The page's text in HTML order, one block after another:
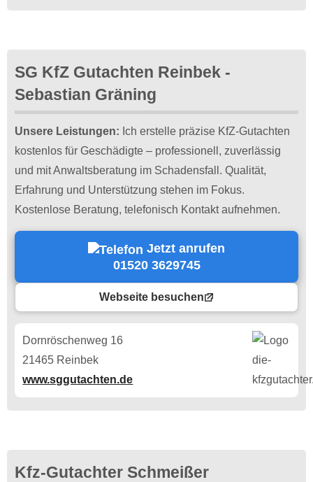
SG KfZ Gutachten Reinbek -
Sebastian Gräning
Unsere Leistungen: Ich erstelle präzise KfZ-Gutachten
kostenlos für Geschädigte – professionell, zuverlässig
und mit Anwaltsberatung im Schadensfall. Qualität,
Erfahrung und Unterstützung stehen im Fokus.
Kostenlose Beratung, telefonisch Kontakt aufnehmen.
Jetzt anrufen
01520 3629745
Webseite besuchen
Dornröschenweg 16
21465 Reinbek
www.sggutachten.de
Kfz-Gutachter Schmeißer